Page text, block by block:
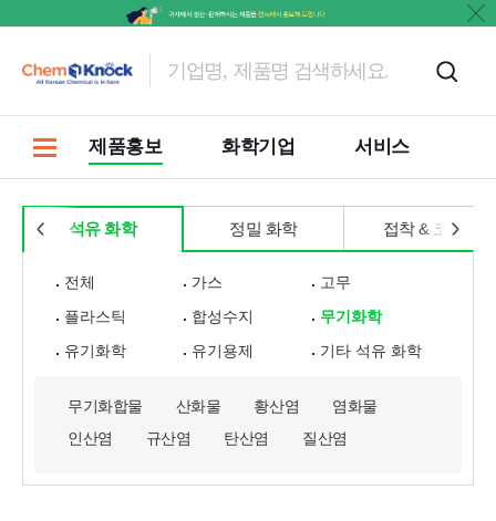
제품홍보 화학기업 서비스
석유 화학 정밀 화학 접착 & 코팅
전체 가스
고무
플라스틱
합성수지
무기화학
유기화학
유기용제 기타 석유 화학
무기화합물 산화물 황산염
염화물
인산염
규산염 탄산염 질산염